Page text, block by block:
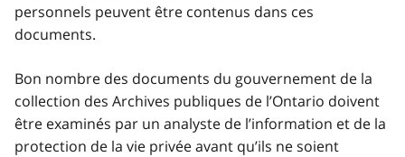
personnels peuvent être contenus dans ces
documents.
Bon nombre des documents du gouvernement de la
collection des Archives publiques de l’Ontario doivent
être examinés par un analyste de l’information et de la
protection de la vie privée avant qu’ils ne soient